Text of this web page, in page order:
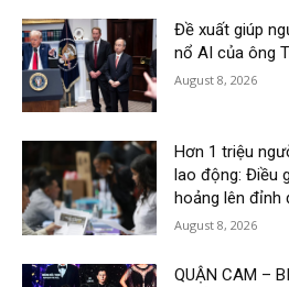
Đề xuất giúp
nổ AI của ông
August 8, 2026
Hơn 1 triệu
lao động: Điều
hoảng lên đỉnh
August 8, 2026
QUẬN CAM –